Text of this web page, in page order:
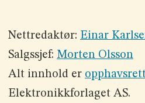
Nettredaktør: Einar
Salgssjef: Morten Olsson
Alt innhold er
Elektronikkforlaget AS.